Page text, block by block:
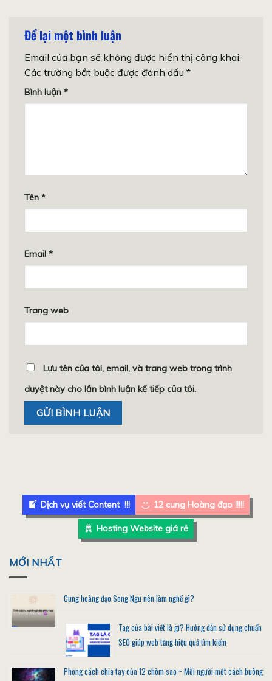
Để lại một bình luận
Email của bạn sẽ không được hiển thị công khai.
Các trường bắt buộc được đánh dấu *
Bình luận *
Tên *
Email *
Trang web
Lưu tên của tôi, email, và trang web trong trình
duyệt này cho lần bình luận kế tiếp của tôi.
Dịch vụ viết Content !!! 12 cung Hoàng đạo !!!!!
Hosting Website giá rẻ
MỚI NHẤT
Cung hoàng đạo Song Ngư nên làm nghề gì?
Tag của bài viết là gì? Hướng dẫn sử dụng chuẩn
SEO giúp web tăng hiệu quả tìm kiếm
Phong cách chia tay của 12 chòm sao ~ Mỗi người một cách buông